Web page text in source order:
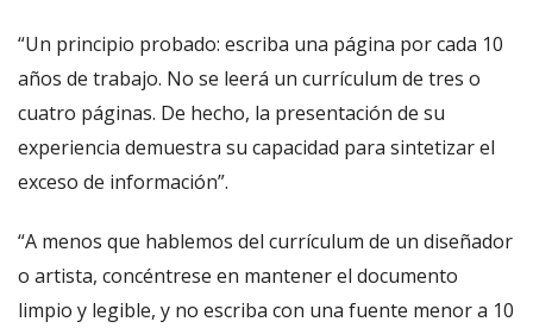
“Un principio probado: escriba una página por cada 10
años de trabajo. No se leerá un currículum de tres o
cuatro páginas. De hecho, la presentación de su
experiencia demuestra su capacidad para sintetizar el
exceso de información”.
“A menos que hablemos del currículum de un diseñador
o artista, concéntrese en mantener el documento
limpio y legible, y no escriba con una fuente menor a 10